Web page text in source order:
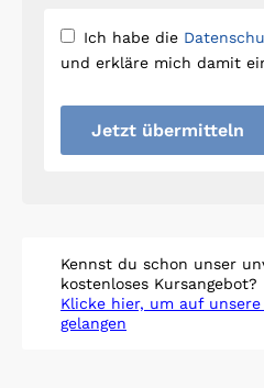
Ich habe die
und erkläre mich damit
Jetzt übermitteln
Kennst du schon unser
kostenloses Kursangebot?
Klicke hier, um auf
gelangen